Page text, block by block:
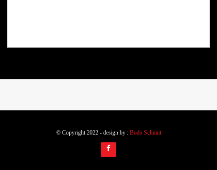
© Copyright 2022 - design by : Bodo Schmitt